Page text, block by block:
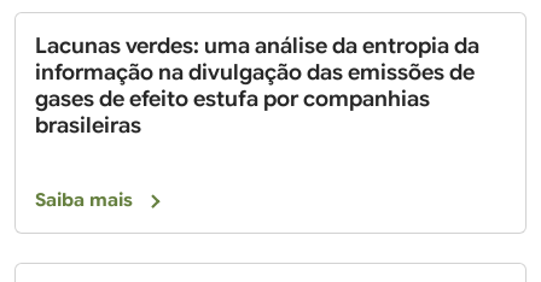
Lacunas verdes: uma análise da entropia da
informação na divulgação das emissões de
gases de efeito estufa por companhias
brasileiras
Saiba mais